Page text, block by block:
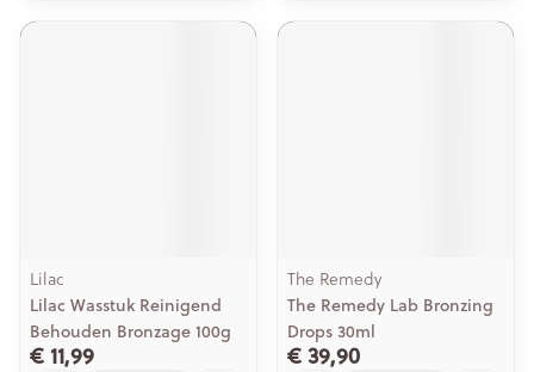
Lilac
Lilac Wasstuk Reinigend
Behouden Bronzage 100g
€ 11,99
The Remedy
The Remedy Lab Bronzing
Drops 30ml
€ 39,90